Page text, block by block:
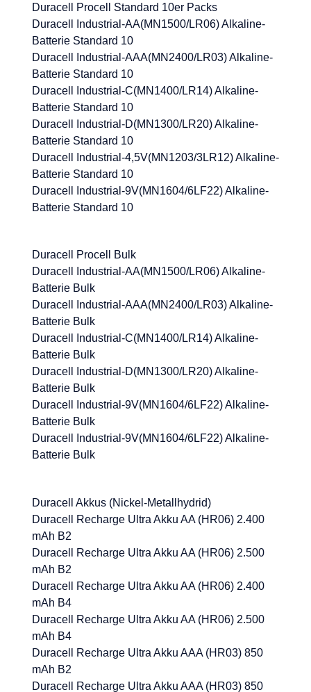
Duracell Procell Standard 10er Packs
Duracell Industrial-AA(MN1500/LR06) Alkaline-
Batterie Standard 10
Duracell Industrial-AAA(MN2400/LR03) Alkaline-
Batterie Standard 10
Duracell Industrial-C(MN1400/LR14) Alkaline-
Batterie Standard 10
Duracell Industrial-D(MN1300/LR20) Alkaline-
Batterie Standard 10
Duracell Industrial-4,5V(MN1203/3LR12) Alkaline-
Batterie Standard 10
Duracell Industrial-9V(MN1604/6LF22) Alkaline-
Batterie Standard 10
Duracell Procell Bulk
Duracell Industrial-AA(MN1500/LR06) Alkaline-
Batterie Bulk
Duracell Industrial-AAA(MN2400/LR03) Alkaline-
Batterie Bulk
Duracell Industrial-C(MN1400/LR14) Alkaline-
Batterie Bulk
Duracell Industrial-D(MN1300/LR20) Alkaline-
Batterie Bulk
Duracell Industrial-9V(MN1604/6LF22) Alkaline-
Batterie Bulk
Duracell Industrial-9V(MN1604/6LF22) Alkaline-
Batterie Bulk
Duracell Akkus (Nickel-Metallhydrid)
Duracell Recharge Ultra Akku AA (HR06) 2.400
mAh B2
Duracell Recharge Ultra Akku AA (HR06) 2.500
mAh B2
Duracell Recharge Ultra Akku AA (HR06) 2.400
mAh B4
Duracell Recharge Ultra Akku AA (HR06) 2.500
mAh B4
Duracell Recharge Ultra Akku AAA (HR03) 850
mAh B2
Duracell Recharge Ultra Akku AAA (HR03) 850